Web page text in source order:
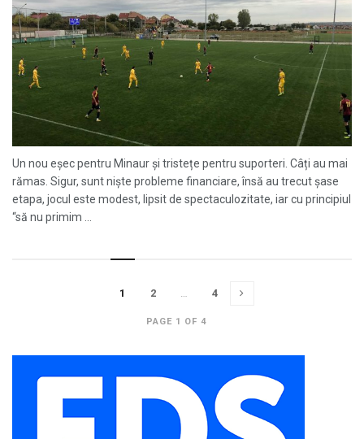
Un nou eșec pentru Minaur și tristețe pentru suporteri. Câți au mai
rămas. Sigur, sunt niște probleme financiare, însă au trecut șase
etapa, jocul este modest, lipsit de spectaculozitate, iar cu principiul
“să nu primim ...
PAGE 1 OF 4
1 2 … 4